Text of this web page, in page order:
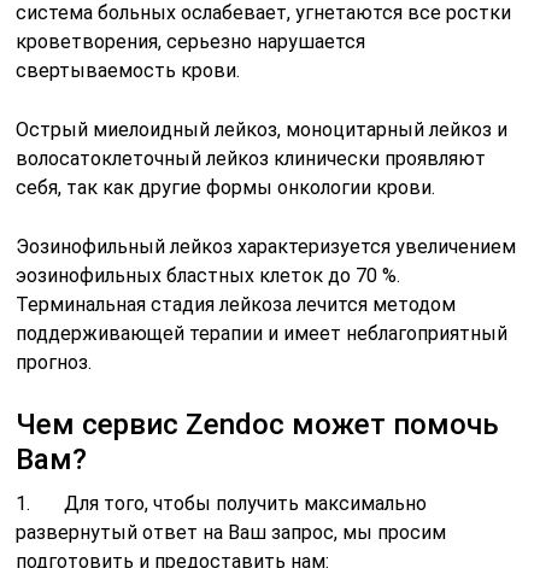
система больных ослабевает, угнетаются все ростки
кроветворения, серьезно нарушается
свертываемость крови.
Острый миелоидный лейкоз, моноцитарный лейкоз и
волосатоклеточный лейкоз клинически проявляют
себя, так как другие формы онкологии крови.
Эозинофильный лейкоз характеризуется увеличением
эозинофильных бластных клеток до 70 %.
Терминальная стадия лейкоза лечится методом
поддерживающей терапии и имеет неблагоприятный
прогноз.
Чем сервис Zendoc может помочь
Вам?
1. Для того, чтобы получить максимально
развернутый ответ на Ваш запрос, мы просим
подготовить и предоставить нам: